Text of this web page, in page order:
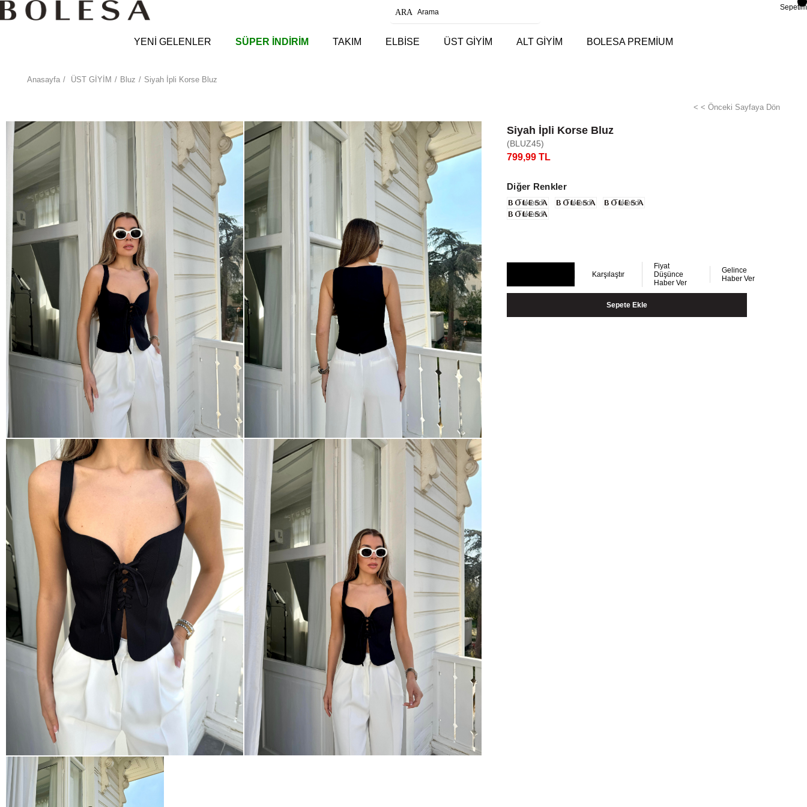
Sepetim
YENİ GELENLER SÜPER İNDİRİM TAKIM ELBİSE ÜST GİYİM ALT GİYİM BOLESA PREMİUM
Anasayfa ÜST GİYİM Bluz Siyah İpli Korse Bluz
< < Önceki Sayfaya Dön
Siyah İpli Korse Bluz
(BLUZ45)
799,99 TL
Diğer Renkler
Tükendi Tükendi
Tükendi
Tükendi
Karşılaştır
Fiyat
Düşünce
Haber Ver
Gelince
Haber Ver